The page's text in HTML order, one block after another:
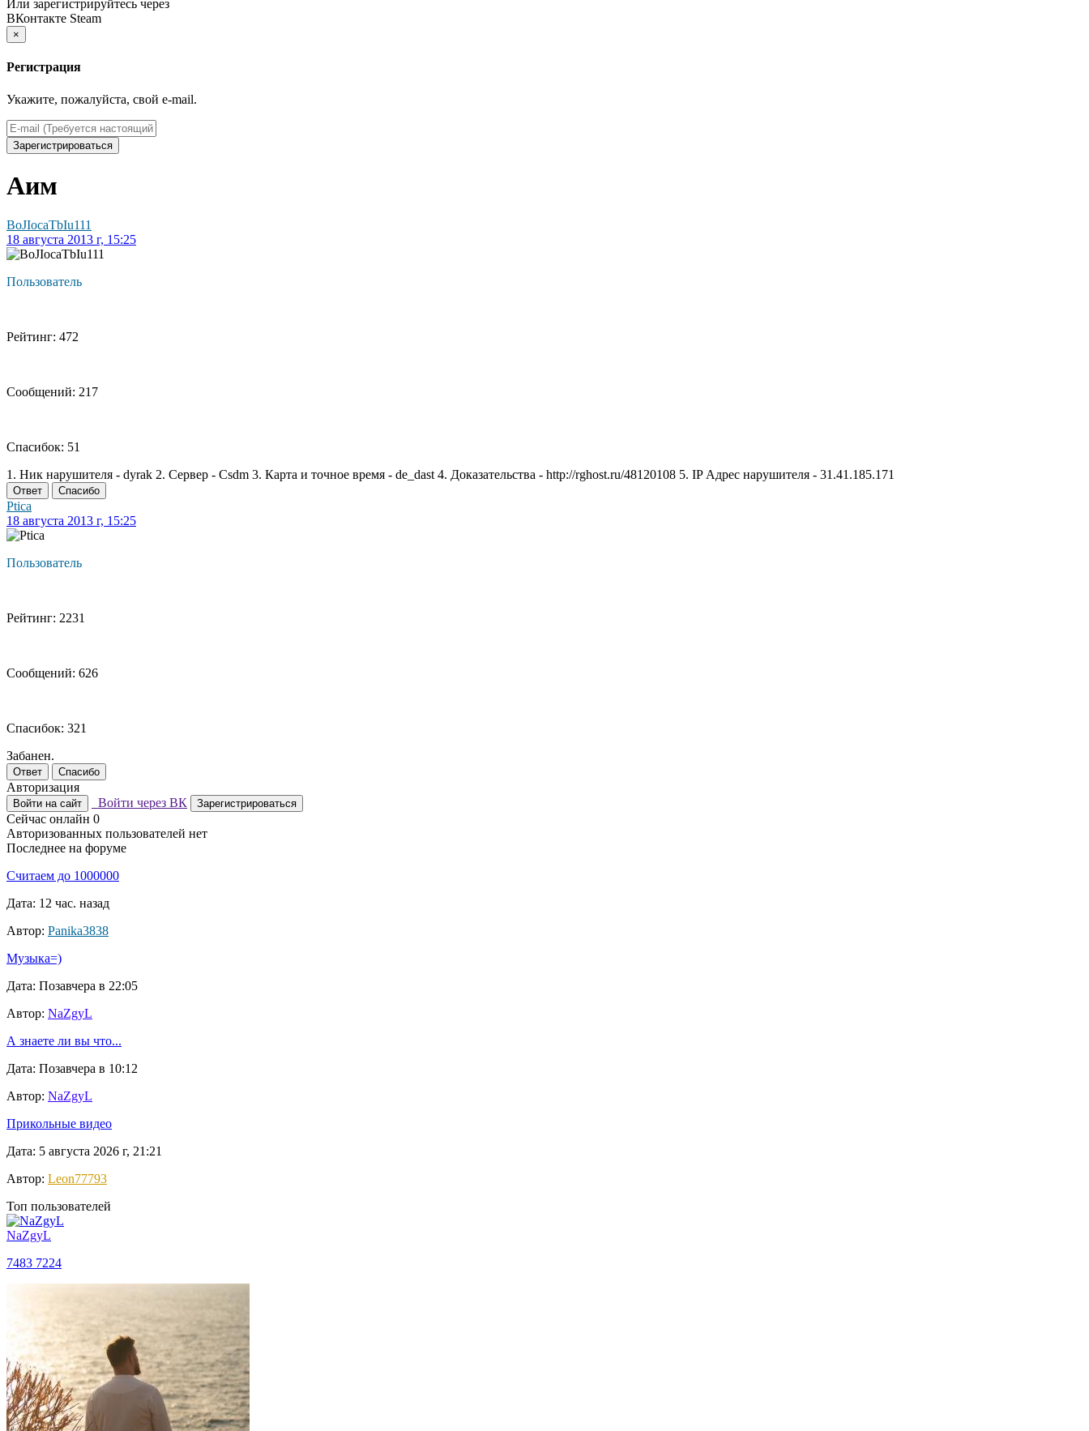
Или зарегистрируйтесь через
ВКонтакте Steam
×
Регистрация
Укажите, пожалуйста, свой e-mail.
Зарегистрироваться
Аим
BoJIocaTbIu111
18 августа 2013 г, 15:25
Пользователь
Рейтинг: 472
Сообщений: 217
Спасибок: 51
1. Ник нарушителя - dyrak 2. Сервер - Csdm 3. Карта и точное время - de_dast 4. Доказательства - http://rghost.ru/48120108 5. IP Адрес нарушителя - 31.41.185.171
Ответ Спасибо
Ptica
18 августа 2013 г, 15:25
Пользователь
Рейтинг: 2231
Сообщений: 626
Спасибок: 321
Забанен.
Ответ Спасибо
Авторизация
Войти на сайт Войти через ВК Зарегистрироваться
Сейчас онлайн 0
Авторизованных пользователей нет
Последнее на форуме
Считаем до 1000000
Дата: 12 час. назад
Автор: Panika3838
Музыка=)
Дата: Позавчера в 22:05
Автор: NaZgyL
А знаете ли вы что...
Дата: Позавчера в 10:12
Автор: NaZgyL
Прикольные видео
Дата: 5 августа 2026 г, 21:21
Автор: Leon77793
Топ пользователей
NaZgyL
7483 7224